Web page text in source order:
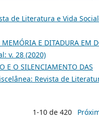
de Literatura e Vida
E DITADURA EM
v. 28 (2020)
E O SILENCIAMENTO DAS
Revista de
1-10 de 420